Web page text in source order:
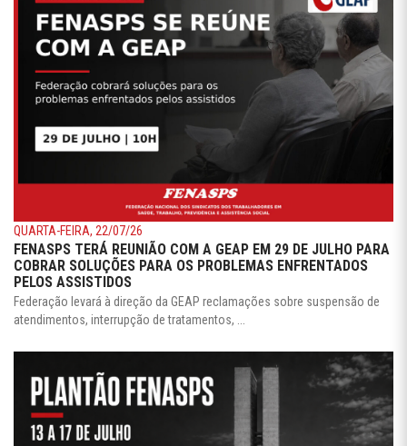
QUARTA-FEIRA, 22/07/26
FENASPS TERÁ REUNIÃO COM A GEAP EM 29 DE JULHO PARA
COBRAR SOLUÇÕES PARA OS PROBLEMAS ENFRENTADOS
PELOS ASSISTIDOS
Federação levará à direção da GEAP reclamações sobre suspensão de
atendimentos, interrupção de tratamentos, ...